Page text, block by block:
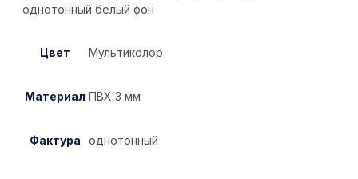
однотонный белый фон
Цвет Мультиколор
Материал ПВХ 3 мм
Фактура однотонный